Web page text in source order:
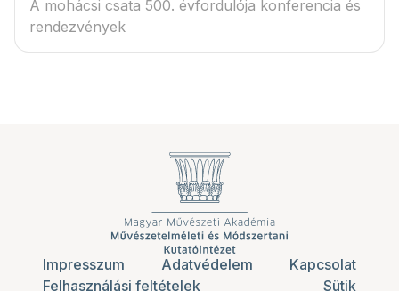
A mohácsi csata 500. évfordulója konferencia és
rendezvények
Impresszum Adatvédelem
Kapcsolat
Felhasználási feltételek
Sütik